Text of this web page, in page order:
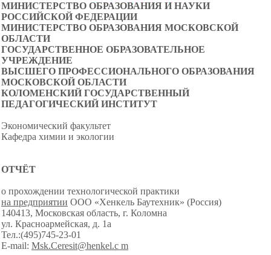
МИНИСТЕРСТВО ОБРАЗОВАНИЯ И НАУКИ
РОССИЙСКОЙ ФЕДЕРАЦИИ
МИНИСТЕРСТВО ОБРАЗОВАНИЯ МОСКОВСКОЙ
ОБЛАСТИ
ГОСУДАРСТВЕННОЕ ОБРАЗОВАТЕЛЬНОЕ
УЧРЕЖДЕНИЕ
ВЫСШЕГО ПРОФЕССИОНАЛЬНОГО ОБРАЗОВАНИЯ
МОСКОВСКОЙ ОБЛАСТИ
КОЛОМЕНСКИЙ ГОСУДАРСТВЕННЫЙ
ПЕДАГОГИЧЕСКИЙ ИНСТИТУТ
Экономический факультет
Кафедра химии и экологии
ОТЧЁТ
о прохождении технологической практики
на предприятии ООО «Хенкель Баутехник» (Россия)
140413, Московская область, г. Коломна
ул. Красноармейская, д. 1а
Тел.:(495)745-23-01
E-mail: Msk.Ceresit@henkel.c m